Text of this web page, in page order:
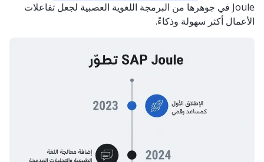
Joule في جوهرها من البرمجة اللغوية العصبية لجعل تفاعلات
الأعمال أكثر سهولة وذكاءً.